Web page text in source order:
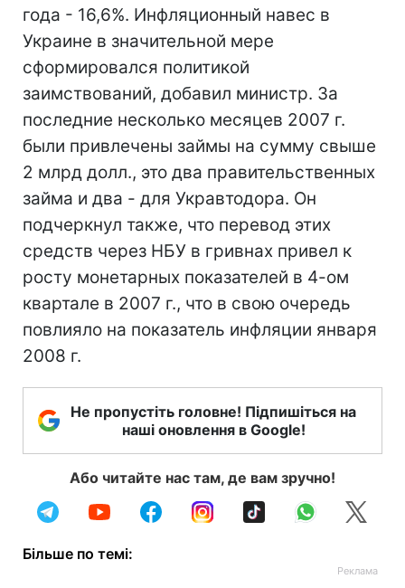
года - 16,6%. Инфляционный навес в
Украине в значительной мере
сформировался политикой
заимствований, добавил министр. За
последние несколько месяцев 2007 г.
были привлечены займы на сумму свыше
2 млрд долл., это два правительственных
займа и два - для Укравтодора. Он
подчеркнул также, что перевод этих
средств через НБУ в гривнах привел к
росту монетарных показателей в 4-ом
квартале в 2007 г., что в свою очередь
повлияло на показатель инфляции января
2008 г.
Не пропустіть головне! Підпишіться на
наші оновлення в Google!
Або читайте нас там, де вам зручно!
Більше по темі: